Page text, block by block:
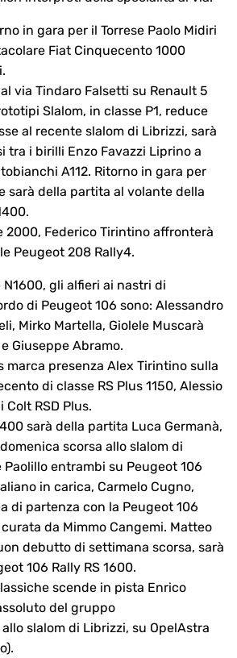
in gara per il Torrese Paolo Midiri
Fiat Cinquecento 1000
via Tindaro Falsetti su Renault 5
Slalom, in classe P1, reduce
al recente slalom di Librizzi, sarà
tra i birilli Enzo Favazzi Liprino a
A112. Ritorno in gara per
sarà della partita al volante della
2000, Federico Tirintino affronterà
Peugeot 208 Rally4.
N1600, gli alfieri ai nastri di
di Peugeot 106 sono: Alessandro
Mirko Martella, Giolele Muscarà
Giuseppe Abramo.
marca presenza Alex Tirintino sulla
di classe RS Plus 1150, Alessio
Colt RSD Plus.
sarà della partita Luca Germanà,
scorsa allo slalom di
Paolillo entrambi su Peugeot 106
in carica, Carmelo Cugno,
di partenza con la Peugeot 106
curata da Mimmo Cangemi. Matteo
debutto di settimana scorsa, sarà
106 Rally RS 1600.
scende in pista Enrico
del gruppo
slalom di Librizzi, su OpelAstra